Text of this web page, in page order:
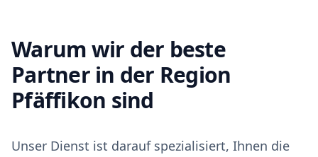
Warum wir der beste
Partner in der Region
Pfäffikon sind
Unser Dienst ist darauf spezialisiert, Ihnen die